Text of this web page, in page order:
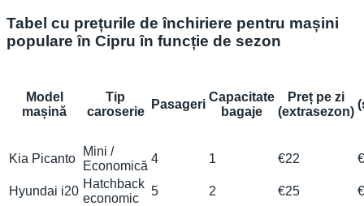
Tabel cu prețurile de închiriere pentru mașini
populare în Cipru în funcție de sezon
Model
mașină
Tip
caroserie
Pasageri
Capacitate
bagaje
Preț pe zi
(extrasezon)
Kia Picanto
Mini /
Economică
4 1 €22
Hyundai i20
Hatchback
economic
5 2 €25